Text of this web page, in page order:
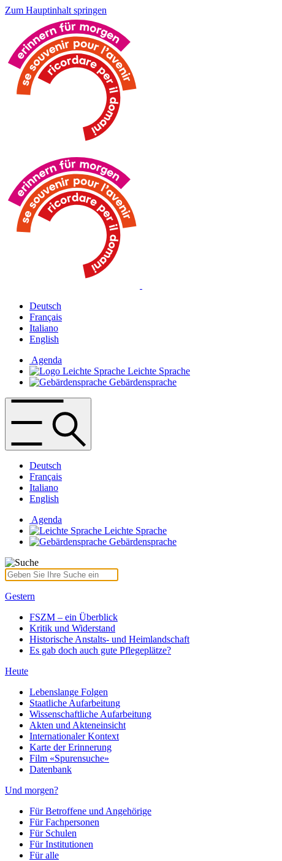
Zum Hauptinhalt springen
Deutsch
Français
Italiano
English
Agenda
Leichte Sprache
Gebärdensprache
Deutsch
Français
Italiano
English
Agenda
Leichte Sprache
Gebärdensprache
Gestern
FSZM – ein Überblick
Kritik und Widerstand
Historische Anstalts- und Heimlandschaft
Es gab doch auch gute Pflegeplätze?
Heute
Lebenslange Folgen
Staatliche Aufarbeitung
Wissenschaftliche Aufarbeitung
Akten und Akteneinsicht
Internationaler Kontext
Karte der Erinnerung
Film «Spurensuche»
Datenbank
Und morgen?
Für Betroffene und Angehörige
Für Fachpersonen
Für Schulen
Für Institutionen
Für alle